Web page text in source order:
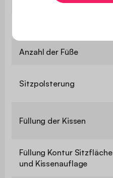
Anzahl der Füße
Sitzpolsterung
Füllung der Kissen
Füllung Kontur Sitzfläche
und Kissenauflage